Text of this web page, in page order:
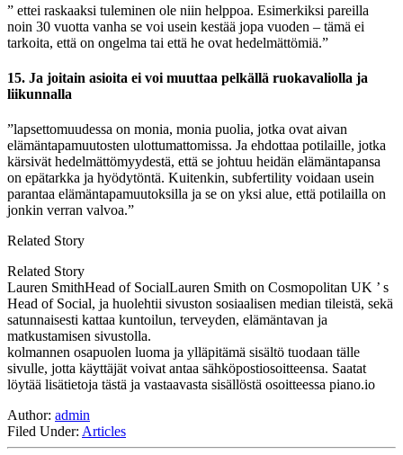
” ettei raskaaksi tuleminen ole niin helppoa. Esimerkiksi pareilla
noin 30 vuotta vanha se voi usein kestää jopa vuoden – tämä ei
tarkoita, että on ongelma tai että he ovat hedelmättömiä.”
15. Ja joitain asioita ei voi muuttaa pelkällä ruokavaliolla ja
liikunnalla
”lapsettomuudessa on monia, monia puolia, jotka ovat aivan
elämäntapamuutosten ulottumattomissa. Ja ehdottaa potilaille, jotka
kärsivät hedelmättömyydestä, että se johtuu heidän elämäntapansa
on epätarkka ja hyödytöntä. Kuitenkin, subfertility voidaan usein
parantaa elämäntapamuutoksilla ja se on yksi alue, että potilailla on
jonkin verran valvoa.”
Related Story
Related Story
Lauren SmithHead of SocialLauren Smith on Cosmopolitan UK ’ s
Head of Social, ja huolehtii sivuston sosiaalisen median tileistä, sekä
satunnaisesti kattaa kuntoilun, terveyden, elämäntavan ja
matkustamisen sivustolla.
kolmannen osapuolen luoma ja ylläpitämä sisältö tuodaan tälle
sivulle, jotta käyttäjät voivat antaa sähköpostiosoitteensa. Saatat
löytää lisätietoja tästä ja vastaavasta sisällöstä osoitteessa piano.io
Author: admin
Filed Under: Articles